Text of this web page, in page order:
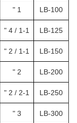
LB-100
1 "
LB-125
1-1 / 4 "
LB-150
1-1 / 2 "
LB-200
2 "
LB-250
2-1 / 2 "
LB-300
3 "